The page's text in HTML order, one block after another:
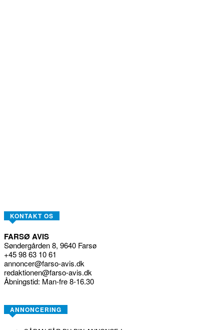
KONTAKT OS
FARSØ AVIS
Søndergården 8, 9640 Farsø
+45 98 63 10 61
annoncer@farso-avis.dk
redaktionen@farso-avis.dk
Åbningstid: Man-fre 8-16.30
ANNONCERING